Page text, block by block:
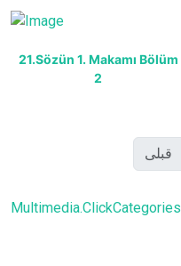
21.Sözün 1. Makamı Bölüm
2
قبلی
Multimedia.ClickCategories